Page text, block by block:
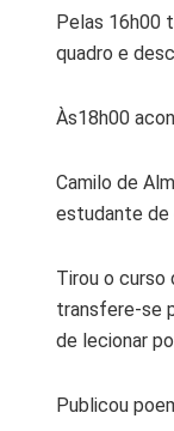
Pelas 16h00
quadro e
Às18h00
Camilo de
estudante de
Tirou o curso
transfere-se
de lecionar
Publicou